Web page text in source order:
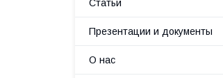
Статьи
Презентации и документы
О нас